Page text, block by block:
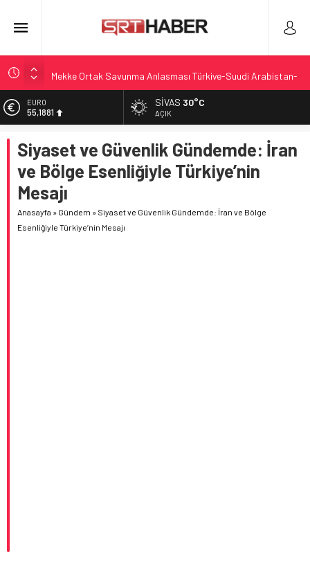
Mekke Ortak Savunma Anlaşması Türkiye-Suudi Arabistan-
Sanatçılar için çağrı: Barış ve dayanışma vurgusu
Ekipler arası hazırlık maçıyla haftaya odaklanıldı
Göçükte Yaşamını Yitiren İşçi Sayısı Artarken Soruşturma
Sürüyor
Yangınlar Hakkında Adli Süreçler Yakından Takip Ediliyor
ALTIN
6.660,55
13.779,39
DOLAR
47,7111
55,1881
SIVAS 30°C
AÇIK
Siyaset ve Güvenlik Gündemde: İran
ve Bölge Esenliğiyle Türkiye’nin
Mesajı
Anasayfa » Gündem » Siyaset ve Güvenlik Gündemde: İran ve Bölge
Esenliğiyle Türkiye’nin Mesajı